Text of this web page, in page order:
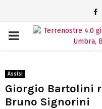
PRIMARY
Assisi
Giorgio Bartolini
Bruno Signorini